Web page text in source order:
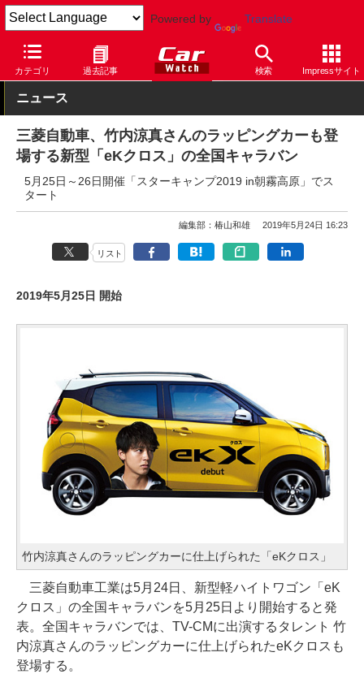
Powered by Translate
カテゴリ 過去記事 検索 Impressサイト
Car Watch 自動車 三菱自動車 eK
ニュース
三菱自動車、竹内涼真さんのラッピングカーも登
場する新型「eKクロス」の全国キャラバン
5月25日～26日開催「スターキャンプ2019 in朝霧高原」でス
タート
編集部：椿山和雄 2019年5月24日 16:23
リスト
2019年5月25日 開始
竹内涼真さんのラッピングカーに仕上げられた「eKクロス」
三菱自動車工業は5月24日、新型軽ハイトワゴン「eK
クロス」の全国キャラバンを5月25日より開始すると発
表。全国キャラバンでは、TV-CMに出演するタレント 竹
内涼真さんのラッピングカーに仕上げられたeKクロスも
登場する。